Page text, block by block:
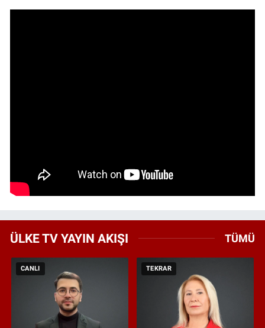
ÜLKE TV YAYIN AKIŞI TÜMÜ
CANLI TEKRAR